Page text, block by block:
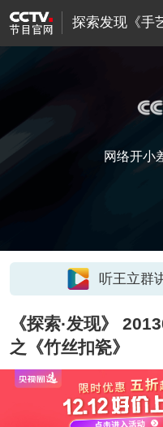
探索发现《手
网络开小
听王立群
《探索·发现》
之《竹丝扣瓷》